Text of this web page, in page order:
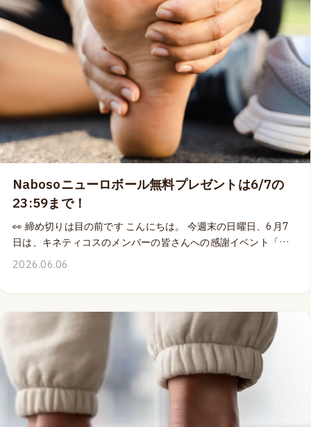
理を施されていない冷凍で保管されたご献体を、隅から隅まで
目の行き届いたプロに徹したラボの空間で、トッド・ガルシア
とトム・マイヤーズに加えて、解剖学に深い知識と経験を持つ
アシスタントの指導者達と共に解剖に参加する、他に類を見な
い高レベルの解剖実習クラス。このクラスに、日本語の言語サ
ポート付きで参加できる貴重なチャンスが近づいてきました ✨
📍 2026年10月20日〜23日の4日間、アメリカ合衆国コロラド
州ボルダー（最寄空港はデンバー空港）のトッド・ガルシアの
ラボで開催されるアナトミートレイン解剖実習クラス（日本人
クラス）には、既に定員数の70%のお申し込みをいただいてい
ます。 ボルダーでの解剖実習クラスに、私たちキネティコスが
言語サポートを提供させていただく、日本人グループを対象と
したクラスの開催は、おそらく今回が最後になると思います。
参加しようと思っている、というのであれば、決断は今！だと
思います。 今回のクラスに申し込み損ねたら、次回トム・マイ
ヤーズと一緒に解剖クラスに参加できるチャンスは、来年ま
なります。 毎朝60分間のトムのレクチャーも日本語通訳付き
（私が担当）で、解剖クラス中もインストラクター全員に通訳
がつきます。日本語サポートのある安心できる環境で解剖実習
クラスに参加したいなら、チャンスは今回しかありません 🇯🇵
お申し込みに関する詳細、およびお申し込みは、こちらのペー
ジからご確認ください。 そのうち申し込もう、と思っているな
ら、間に合わなくなる前にどうぞ。 👉 詳細はこちら
Nabosoニューロボール無料プレゼントは6/7の
23:59まで！
👀 締め切りは目の前です こんにちは。 今週末の日曜日、6月7
日は、キネティコスのメンバーの皆さんへの感謝イベント「動
きの健康寿命：マスターマインド」を開催させていただくので
く、「Dr.エミリーのMOVEPROウェビナーコンボ申し込みする
とNabosoニューロボールが無料でもらえる！」キャンペーンの
終了日でもあります。🎁 ・6月20&21日開催の「アスレチッ
ク・アーチ：足底腱膜がいかにスピード、安定性、パワーを生
み出すのか」 ・9月5&6日に開催の「アーチへの過負荷:足底腱
膜炎はなぜ起こるのか その原因と解決策」 に同時にお申し込
みをいただけば、¥5,940のニューロボールを1つ無料でプレゼ
2026.06.06